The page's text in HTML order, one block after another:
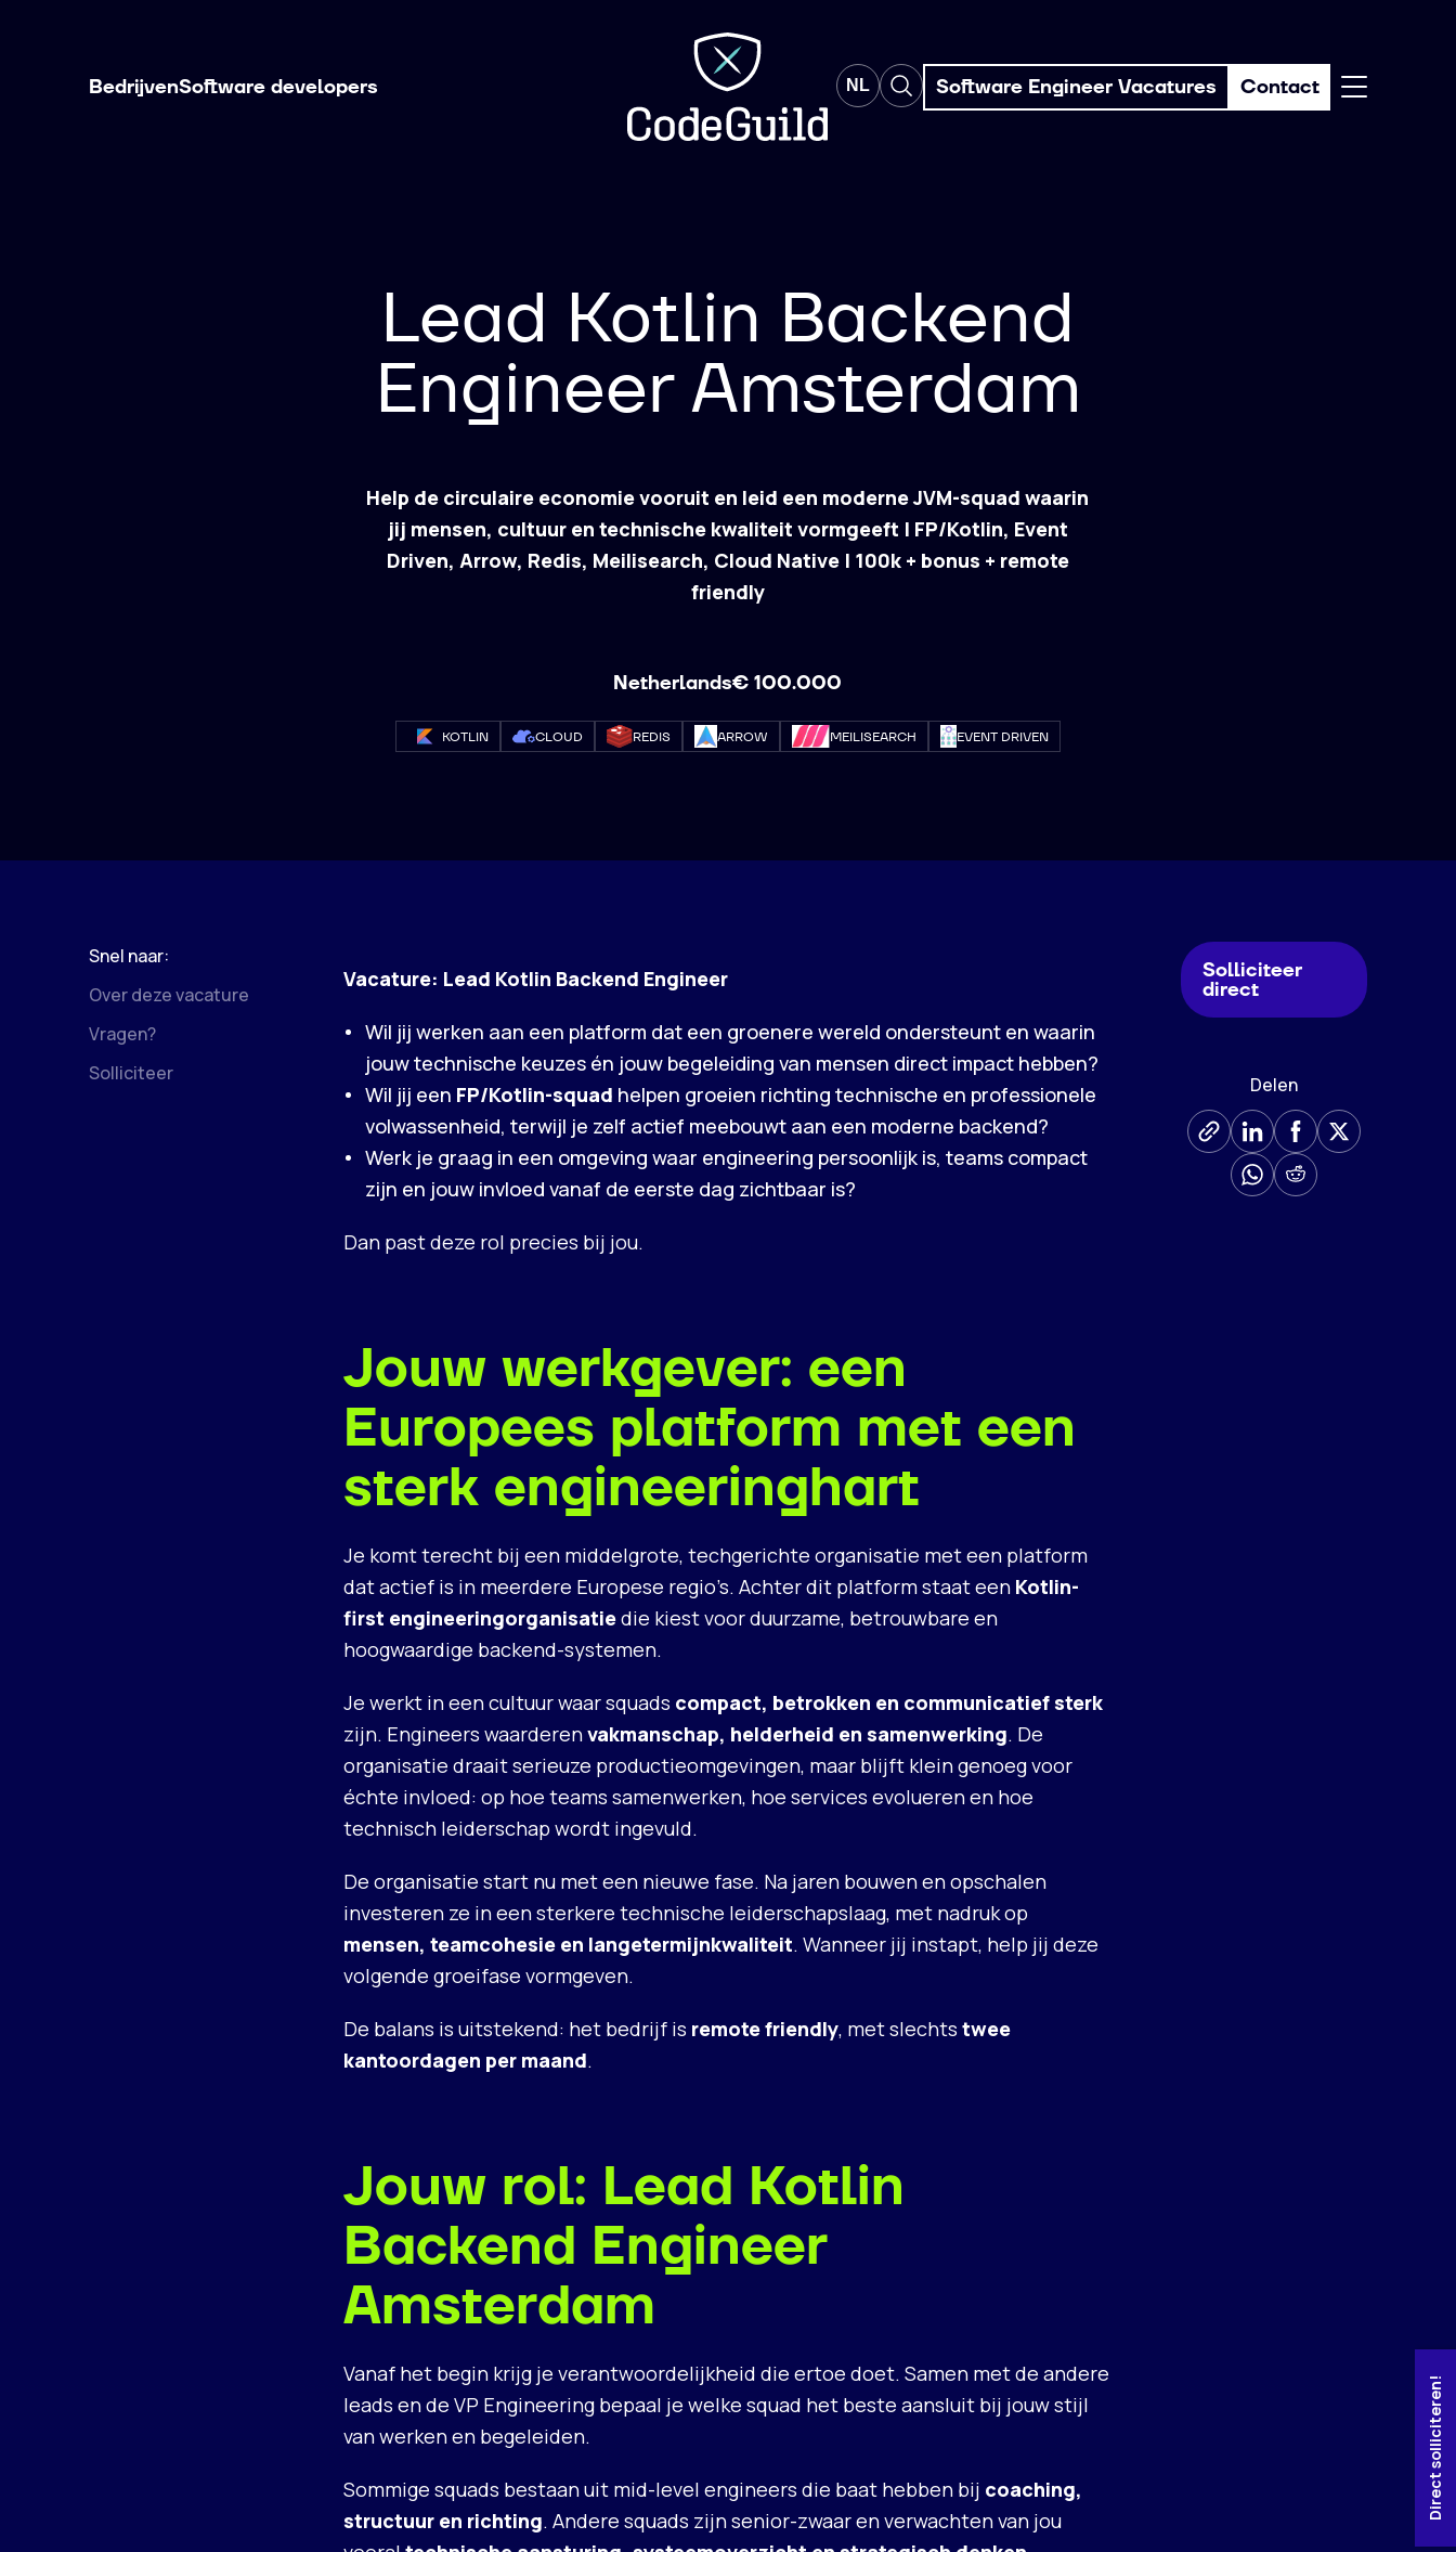
Direct solliciteren!
BedrijvenSoftware developers NL Software Engineer Vacatures Contact
Lead Kotlin Backend
Engineer Amsterdam
Help de circulaire economie vooruit en leid een moderne JVM-squad waarin
jij mensen, cultuur en technische kwaliteit vormgeeft | FP/Kotlin, Event
Driven, Arrow, Redis, Meilisearch, Cloud Native | 100k + bonus + remote
friendly
Netherlands€ 100.000
KOTLIN CLOUD REDIS ARROW MEILISEARCH EVENT DRIVEN
Snel naar:
Over deze vacature
Vragen?
Solliciteer
Vacature: Lead Kotlin Backend Engineer
Wil jij werken aan een platform dat een groenere wereld ondersteunt en waarin
jouw technische keuzes én jouw begeleiding van mensen direct impact hebben?
Wil jij een FP/Kotlin-squad helpen groeien richting technische en professionele
volwassenheid, terwijl je zelf actief meebouwt aan een moderne backend?
Werk je graag in een omgeving waar engineering persoonlijk is, teams compact
zijn en jouw invloed vanaf de eerste dag zichtbaar is?
Dan past deze rol precies bij jou.
Jouw werkgever: een
Europees platform met een
sterk engineeringhart
Je komt terecht bij een middelgrote, techgerichte organisatie met een platform
dat actief is in meerdere Europese regio’s. Achter dit platform staat een Kotlin-
first engineeringorganisatiedie kiest voor duurzame, betrouwbare en
hoogwaardige backend-systemen.
Je werkt in een cultuur waar squads compact, betrokken en communicatief sterk
zijn. Engineers waarderenvakmanschap, helderheid en samenwerking. De
organisatie draait serieuze productieomgevingen, maar blijft klein genoeg voor
échte invloed: op hoe teams samenwerken, hoe services evolueren en hoe
technisch leiderschap wordt ingevuld.
De organisatie start nu met een nieuwe fase. Na jaren bouwen en opschalen
investeren ze in een sterkere technische leiderschapslaag, met nadruk op
mensen, teamcohesie en langetermijnkwaliteit. Wanneer jij instapt, help jij deze
volgende groeifase vormgeven.
De balans is uitstekend: het bedrijf is remote friendly, met slechtstwee
kantoordagen per maand.
Jouw rol: Lead Kotlin
Backend Engineer
Amsterdam
Vanaf het begin krijg je verantwoordelijkheid die ertoe doet. Samen met de andere
leads en de VP Engineering bepaal je welke squad het beste aansluit bij jouw stijl
van werken en begeleiden.
Sommige squads bestaan uit mid-level engineers die baat hebben bij coaching,
structuur en richting. Andere squads zijn senior-zwaar en verwachten van jou
Solliciteer
direct
Delen